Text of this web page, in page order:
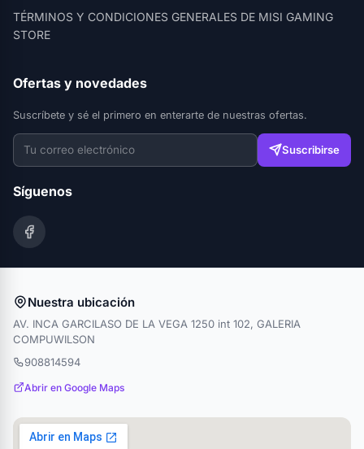
TÉRMINOS Y CONDICIONES GENERALES DE MISI GAMING
STORE
Ofertas y novedades
Suscríbete y sé el primero en enterarte de nuestras ofertas.
Suscribirse
Síguenos
Nuestra ubicación
AV. INCA GARCILASO DE LA VEGA 1250 int 102, GALERIA
COMPUWILSON
908814594
Abrir en Google Maps